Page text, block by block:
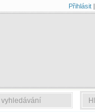
Přihlásit|